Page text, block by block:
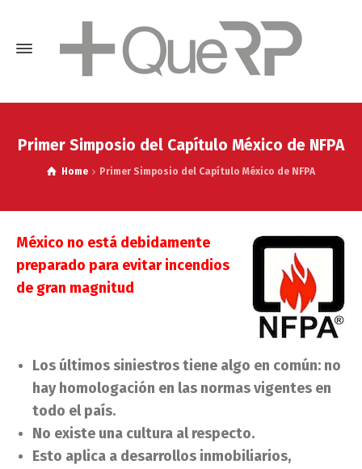
Primer Simposio del Capítulo México de NFPA
Home Primer Simposio del Capítulo México de NFPA
México no está debidamente
preparado para evitar incendios
de gran magnitud
Los últimos siniestros tiene algo en común: no
hay homologación en las normas vigentes en
todo el país.
No existe una cultura al respecto.
Esto aplica a desarrollos inmobiliarios,